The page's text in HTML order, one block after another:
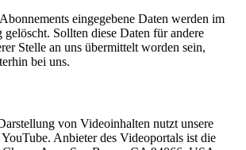
eingegebene Daten werden im
Sollten diese Daten für andere
Stelle an uns übermittelt worden sein,
bei uns.
von Videoinhalten nutzt unsere
Anbieter des Videoportals ist die